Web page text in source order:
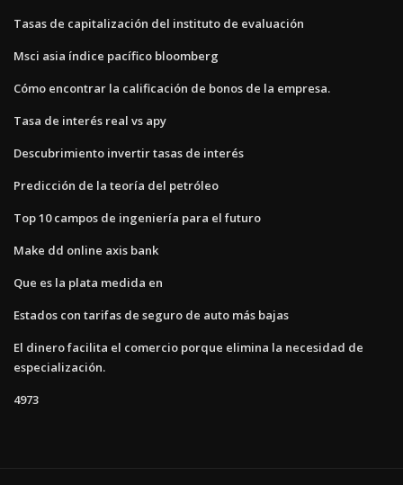
Tasas de capitalización del instituto de evaluación
Msci asia índice pacífico bloomberg
Cómo encontrar la calificación de bonos de la empresa.
Tasa de interés real vs apy
Descubrimiento invertir tasas de interés
Predicción de la teoría del petróleo
Top 10 campos de ingeniería para el futuro
Make dd online axis bank
Que es la plata medida en
Estados con tarifas de seguro de auto más bajas
El dinero facilita el comercio porque elimina la necesidad de
especialización.
4973